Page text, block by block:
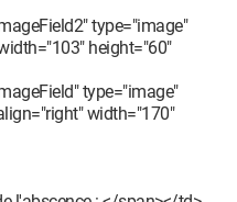
type="image"
height="60"
type="image"
width="170"